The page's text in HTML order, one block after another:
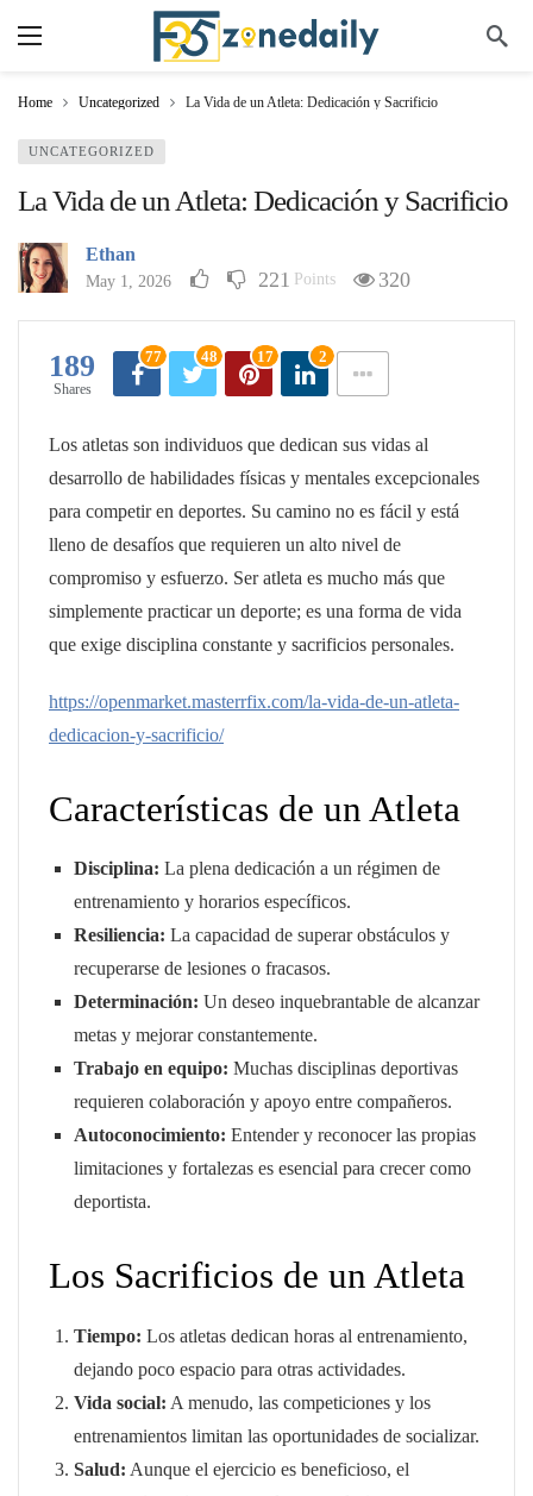
Home Uncategorized La Vida de un Atleta: Dedicación y Sacrificio
UNCATEGORIZED
La Vida de un Atleta: Dedicación y Sacrificio
Ethan
May 1, 2026 221 Points 320
189
Shares
77 48 17 2
Los atletas son individuos que dedican sus vidas al
desarrollo de habilidades físicas y mentales excepcionales
para competir en deportes. Su camino no es fácil y está
lleno de desafíos que requieren un alto nivel de
compromiso y esfuerzo. Ser atleta es mucho más que
simplemente practicar un deporte; es una forma de vida
que exige disciplina constante y sacrificios personales.
https://openmarket.masterrfix.com/la-vida-de-un-atleta-
dedicacion-y-sacrificio/
Características de un Atleta
Disciplina: La plena dedicación a un régimen de
entrenamiento y horarios específicos.
Resiliencia: La capacidad de superar obstáculos y
recuperarse de lesiones o fracasos.
Determinación: Un deseo inquebrantable de alcanzar
metas y mejorar constantemente.
Trabajo en equipo: Muchas disciplinas deportivas
requieren colaboración y apoyo entre compañeros.
Autoconocimiento: Entender y reconocer las propias
limitaciones y fortalezas es esencial para crecer como
deportista.
Los Sacrificios de un Atleta
Tiempo: Los atletas dedican horas al entrenamiento,
dejando poco espacio para otras actividades.
Vida social: A menudo, las competiciones y los
entrenamientos limitan las oportunidades de socializar.
Salud: Aunque el ejercicio es beneficioso, el